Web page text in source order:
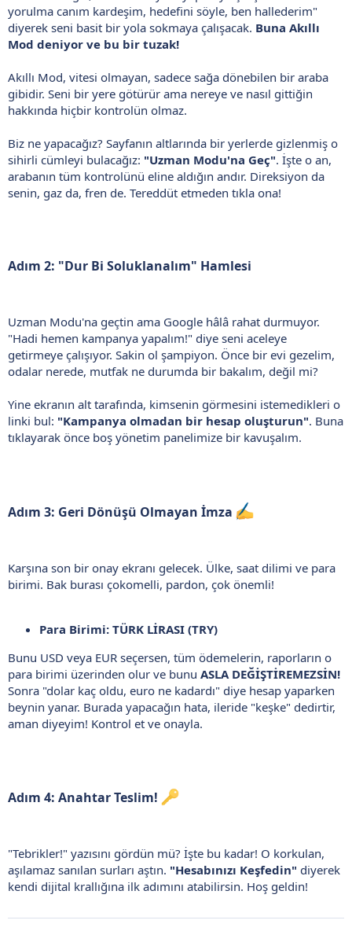
yorulma canım kardeşim, hedefini söyle, ben hallederim"
diyerek seni basit bir yola sokmaya çalışacak. Buna Akıllı
Mod deniyor ve bu bir tuzak!
Akıllı Mod, vitesi olmayan, sadece sağa dönebilen bir araba
gibidir. Seni bir yere götürür ama nereye ve nasıl gittiğin
hakkında hiçbir kontrolün olmaz.
Biz ne yapacağız? Sayfanın altlarında bir yerlerde gizlenmiş o
sihirli cümleyi bulacağız: "Uzman Modu'na Geç". İşte o an,
arabanın tüm kontrolünü eline aldığın andır. Direksiyon da
senin, gaz da, fren de. Tereddüt etmeden tıkla ona!
Adım 2: "Dur Bi Soluklanalım" Hamlesi
Uzman Modu'na geçtin ama Google hâlâ rahat durmuyor.
"Hadi hemen kampanya yapalım!" diye seni aceleye
getirmeye çalışıyor. Sakin ol şampiyon. Önce bir evi gezelim,
odalar nerede, mutfak ne durumda bir bakalım, değil mi?
Yine ekranın alt tarafında, kimsenin görmesini istemedikleri o
linki bul: "Kampanya olmadan bir hesap oluşturun". Buna
tıklayarak önce boş yönetim panelimize bir kavuşalım.
Adım 3: Geri Dönüşü Olmayan İmza
Karşına son bir onay ekranı gelecek. Ülke, saat dilimi ve para
birimi. Bak burası çokomelli, pardon, çok önemli!
Para Birimi: TÜRK LİRASI (TRY)
Bunu USD veya EUR seçersen, tüm ödemelerin, raporların o
para birimi üzerinden olur ve bunu ASLA DEĞİŞTİREMEZSİN!
Sonra "dolar kaç oldu, euro ne kadardı" diye hesap yaparken
beynin yanar. Burada yapacağın hata, ileride "keşke" dedirtir,
aman diyeyim! Kontrol et ve onayla.
Adım 4: Anahtar Teslim!
"Tebrikler!" yazısını gördün mü? İşte bu kadar! O korkulan,
aşılamaz sanılan surları aştın. "Hesabınızı Keşfedin" diyerek
kendi dijital krallığına ilk adımını atabilirsin. Hoş geldin!